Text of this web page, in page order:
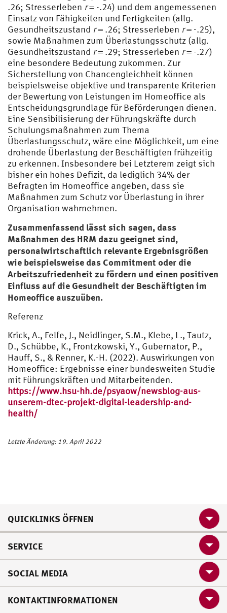
.26; Stresserleben r= -.24) und dem angemessenen
Einsatz von Fähigkeiten und Fertigkeiten (allg.
Gesundheitszustand r= .26; Stresserleben r= -.25),
sowie Maßnahmen zum Überlastungsschutz (allg.
Gesundheitszustand r= .29; Stresserleben r= -.27)
eine besondere Bedeutung zukommen. Zur
Sicherstellung von Chancengleichheit können
beispielsweise objektive und transparente Kriterien
der Bewertung von Leistungen im Homeoffice als
Entscheidungsgrundlage für Beförderungen dienen.
Eine Sensibilisierung der Führungskräfte durch
Schulungsmaßnahmen zum Thema
Überlastungsschutz, wäre eine Möglichkeit, um eine
drohende Überlastung der Beschäftigten frühzeitig
zu erkennen. Insbesondere bei Letzterem zeigt sich
bisher ein hohes Defizit, da lediglich 34% der
Befragten im Homeoffice angeben, dass sie
Maßnahmen zum Schutz vor Überlastung in ihrer
Organisation wahrnehmen.
Zusammenfassend lässt sich sagen, dass
Maßnahmen des HRM dazu geeignet sind,
personalwirtschaftlich relevante Ergebnisgrößen
wie beispielsweise das Commitment oder die
Arbeitszufriedenheit zu fördern und einen positiven
Einfluss auf die Gesundheit der Beschäftigten im
Homeoffice auszuüben.
Referenz
Krick, A., Felfe, J., Neidlinger, S.M., Klebe, L., Tautz,
D., Schübbe, K., Frontzkowski, Y., Gubernator, P.,
Hauff, S., & Renner, K.-H. (2022). Auswirkungen von
Homeoffice: Ergebnisse einer bundesweiten Studie
mit Führungskräften und Mitarbeitenden.
https://www.hsu-hh.de/psyaow/newsblog-aus-
unserem-dtec-projekt-digital-leadership-and-
health/
Letzte Änderung: 19. April 2022
QUICKLINKS ÖFFNEN
SERVICE
SOCIAL MEDIA
KONTAKTINFORMATIONEN